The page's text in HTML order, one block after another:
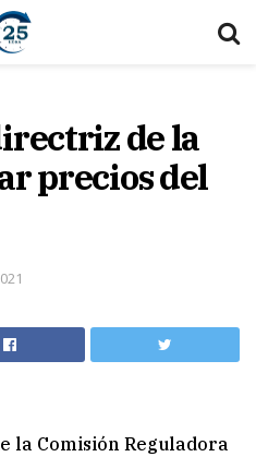
de la
precios del
la Comisión Reguladora